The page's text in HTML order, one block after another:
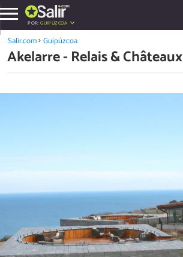
POR:GUIPÚZCOA
Salir.com Guipúzcoa
Akelarre - Relais & Châteaux